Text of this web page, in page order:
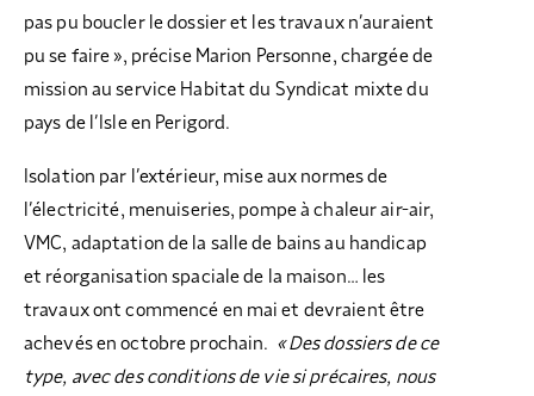
pas pu boucler le dossier et les travaux n’auraient
pu se faire », précise Marion Personne, chargée de
mission au service Habitat du Syndicat mixte du
pays de l’Isle en Perigord.
Isolation par l’extérieur, mise aux normes de
l’électricité, menuiseries, pompe à chaleur air-air,
VMC, adaptation de la salle de bains au handicap
et réorganisation spaciale de la maison… les
travaux ont commencé en mai et devraient être
achevés en octobre prochain. « Des dossiers de ce
type, avec des conditions de vie si précaires, nous